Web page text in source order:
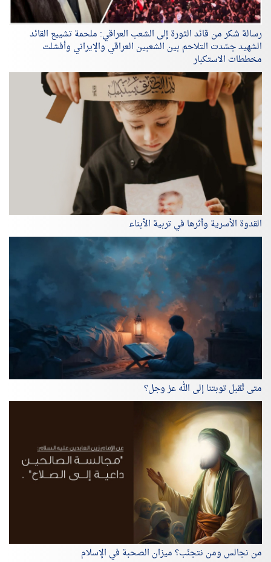
رسالة شكر من قائد الثورة إلى الشعب العراقي: ملحمة تشييع القائد
الشهيد جسّدت التلاحم بين الشعبين العراقي والإيراني وأفشلت
مخططات الاستكبار
القدوة الأسرية وأثرها في تربية الأبناء
متى تُقبل توبتنا إلى الله عز وجل؟
من نجالس ومن نتجنّب؟ ميزان الصحبة في الإسلام